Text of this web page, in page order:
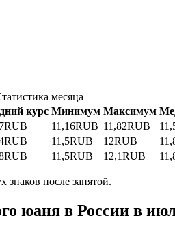
месяца
курс Минимум Максимум
RUB 11,16RUB 11,82RUB
RUB 11,5RUB 12RUB
RUB 11,5RUB 12,1RUB
знаков после запятой.
юаня в России в